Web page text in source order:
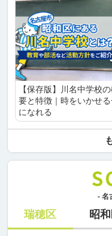
【保存版】川名中学校
要と特徴｜時をいかせ
になれる
- 名
瑞穂区 昭